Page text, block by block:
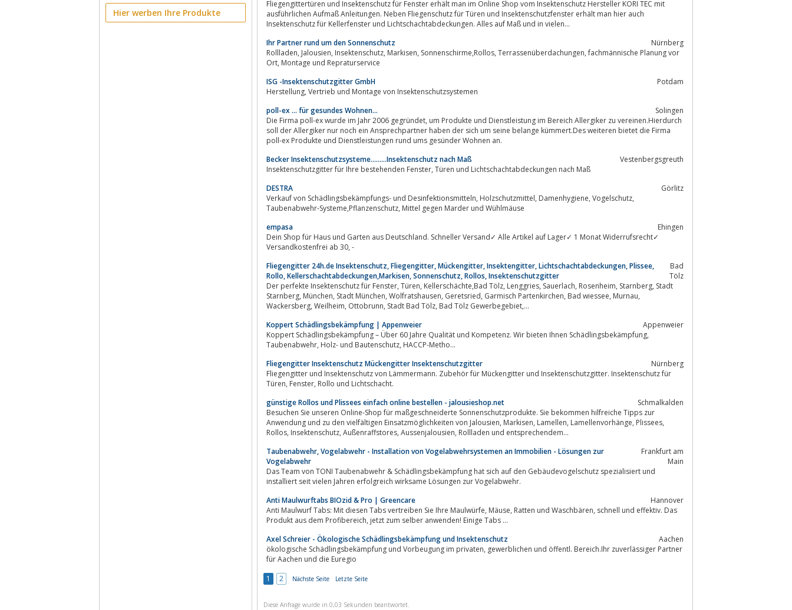
Hier werben Ihre Produkte
Fliegengittertüren und Insektenschutz für Fenster erhält man im Online Shop vom Insektenschutz Hersteller KORI TEC mit
ausführlichen Aufmaß Anleitungen. Neben Fliegenschutz für Türen und Insektenschutzfenster erhält man hier auch
Insektenschutz für Kellerfenster und Lichtschachtabdeckungen. Alles auf Maß und in vielen...
Ihr Partner rund um den Sonnenschutz
Nürnberg
Rollladen, Jalousien, Insektenschutz, Markisen, Sonnenschirme,Rollos, Terrassenüberdachungen, fachmännische Planung vor
Ort, Montage und Repraturservice
ISG -Insektenschutzgitter GmbH
Potdam
Herstellung, Vertrieb und Montage von Insektenschutzsystemen
poll-ex ... für gesundes Wohnen...
Solingen
Die Firma poll-ex wurde im Jahr 2006 gegründet, um Produkte und Dienstleistung im Bereich Allergiker zu vereinen.Hierdurch
soll der Allergiker nur noch ein Ansprechpartner haben der sich um seine belange kümmert.Des weiteren bietet die Firma
poll-ex Produkte und Dienstleistungen rund ums gesünder Wohnen an.
Becker Insektenschutzsysteme.........Insektenschutz nach Maß
Vestenbergsgreuth
Insektenschutzgitter für Ihre bestehenden Fenster, Türen und Lichtschachtabdeckungen nach Maß
DESTRA
Görlitz
Verkauf von Schädlingsbekämpfungs- und Desinfektionsmitteln, Holzschutzmittel, Damenhygiene, Vogelschutz,
Taubenabwehr-Systeme,Pflanzenschutz, Mittel gegen Marder und Wühlmäuse
empasa
Ehingen
Dein Shop für Haus und Garten aus Deutschland. Schneller Versand✓ Alle Artikel auf Lager✓ 1 Monat Widerrufsrecht✓
Versandkostenfrei ab 30, -
Fliegengitter 24h.de Insektenschutz, Fliegengitter, Mückengitter, Insektengitter, Lichtschachtabdeckungen, Plissee,
Rollo, Kellerschachtabdeckungen,Markisen, Sonnenschutz, Rollos, Insektenschutzgitter
Bad
Tölz
Der perfekte Insektenschutz für Fenster, Türen, Kellerschächte,Bad Tölz, Lenggries, Sauerlach, Rosenheim, Starnberg, Stadt
Starnberg, München, Stadt München, Wolfratshausen, Geretsried, Garmisch Partenkirchen, Bad wiessee, Murnau,
Wackersberg, Weilheim, Ottobrunn, Stadt Bad Tölz, Bad Tölz Gewerbegebiet,...
Koppert Schädlingsbekämpfung | Appenweier
Appenweier
Koppert Schädlingsbekämpfung – Über 60 Jahre Qualität und Kompetenz. Wir bieten Ihnen Schädlingsbekämpfung,
Taubenabwehr, Holz- und Bautenschutz, HACCP-Metho...
Fliegengitter Insektenschutz Mückengitter Insektenschutzgitter
Nürnberg
Fliegengitter und Insektenschutz von Lämmermann. Zubehör für Mückengitter und Insektenschutzgitter. Insektenschutz für
Türen, Fenster, Rollo und Lichtschacht.
günstige Rollos und Plissees einfach online bestellen - jalousieshop.net
Schmalkalden
Besuchen Sie unseren Online-Shop für maßgeschneiderte Sonnenschutzprodukte. Sie bekommen hilfreiche Tipps zur
Anwendung und zu den vielfältigen Einsatzmöglichkeiten von Jalousien, Markisen, Lamellen, Lamellenvorhänge, Plissees,
Rollos, Insektenschutz, Außenraffstores, Aussenjalousien, Rollladen und entsprechendem...
Taubenabwehr, Vogelabwehr - Installation von Vogelabwehrsystemen an Immobilien - Lösungen zur
Vogelabwehr
Frankfurt am
Main
Das Team von TONI Taubenabwehr & Schädlingsbekämpfung hat sich auf den Gebäudevogelschutz spezialisiert und
installiert seit vielen Jahren erfolgreich wirksame Lösungen zur Vogelabwehr.
Anti Maulwurftabs BIOzid & Pro | Greencare
Hannover
Anti Maulwurf Tabs: Mit diesen Tabs vertreiben Sie Ihre Maulwürfe, Mäuse, Ratten und Waschbären, schnell und effektiv. Das
Produkt aus dem Profibereich, jetzt zum selber anwenden! Einige Tabs ...
Axel Schreier - Ökologische Schädlingsbekämpfung und Insektenschutz
Aachen
ökologische Schädlingsbekämpfung und Vorbeugung im privaten, gewerblichen und öffentl. Bereich.Ihr zuverlässiger Partner
für Aachen und die Euregio
1
2 Nächste Seite Letzte Seite
Diese Anfrage wurde in 0,03 Sekunden beantwortet.